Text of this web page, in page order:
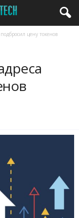
цену токенов